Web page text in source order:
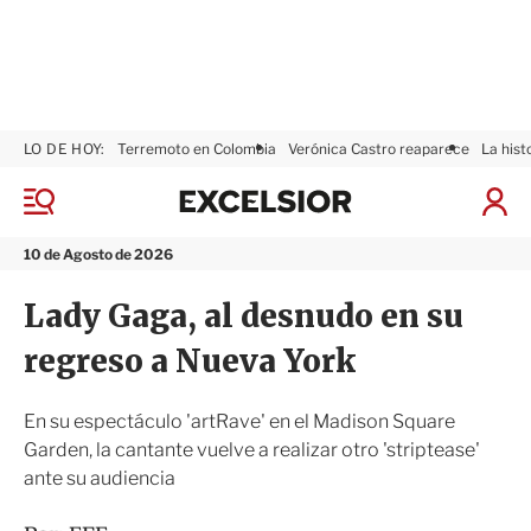
M
n
10 de Agosto de 2026
LO DE HOY: Terremoto en Colombia Verónica Castro reaparece La
I
x
s
i
r
Lady Gaga, al desnudo en su
regreso a Nueva York
En su espectáculo 'artRave' en el Madison Square
Garden, la cantante vuelve a realizar otro 'striptease'
ante su audiencia